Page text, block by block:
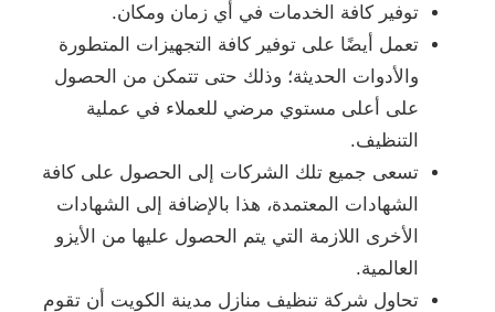
توفير كافة الخدمات في أي زمان ومكان.
تعمل أيضًا على توفير كافة التجهيزات المتطورة
والأدوات الحديثة؛ وذلك حتى تتمكن من الحصول
على أعلى مستوي مرضي للعملاء في عملية
التنظيف.
تسعى جميع تلك الشركات إلى الحصول على كافة
الشهادات المعتمدة، هذا بالإضافة إلى الشهادات
الأخرى اللازمة التي يتم الحصول عليها من الأيزو
العالمية.
تحاول شركة تنظيف منازل مدينة الكويت أن تقوم